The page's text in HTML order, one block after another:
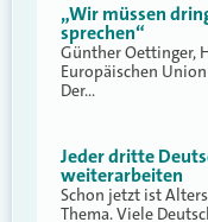
„Wir müssen
sprechen“
Günther Oettinger,
Europäischen
Der…
Jeder dritte
weiterarbeiten
Schon jetzt ist
Thema. Viele